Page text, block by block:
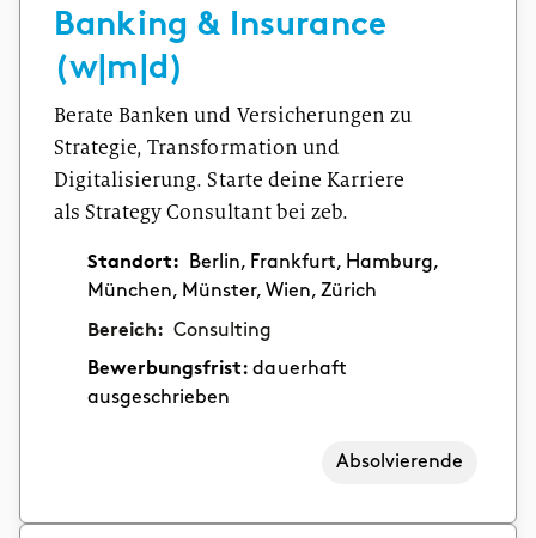
Banking & Insurance
(w|m|d)
Berate Banken und Versicherungen zu
Strategie, Transformation und
Digitalisierung. Starte deine Karriere
als Strategy Consultant bei zeb.
Standort:
Berlin, Frankfurt, Hamburg,
München, Münster, Wien, Zürich
Bereich: Consulting
Bewerbungsfrist:dauerhaft
ausgeschrieben
Absolvierende